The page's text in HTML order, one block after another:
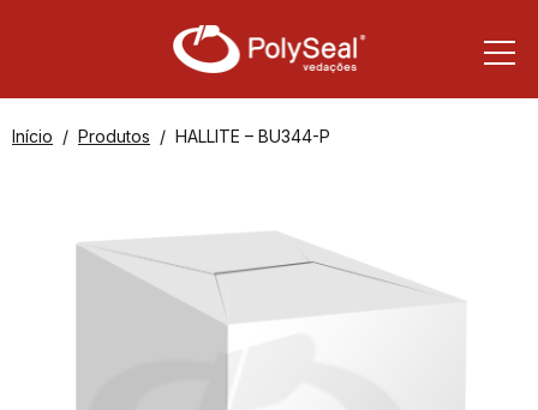
Início Produtos HALLITE – BU344-P